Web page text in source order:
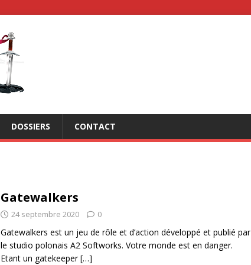
DOSSIERS CONTACT
Gatewalkers
24 septembre 2020 0
Gatewalkers est un jeu de rôle et d’action développé et publié par
le studio polonais A2 Softworks. Votre monde est en danger.
Etant un gatekeeper[…]